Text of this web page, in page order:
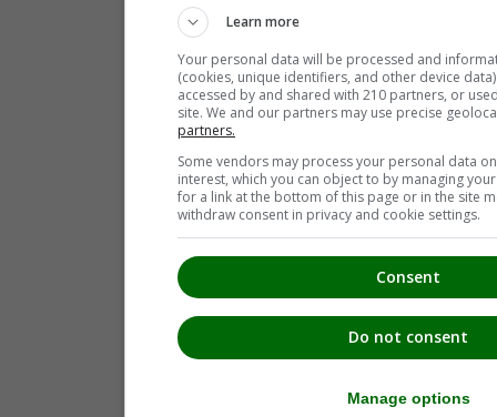
Learn more
Your personal data will be processed and
(cookies, unique identifiers, and other device
accessed by and shared with 210 partners, or
site. We and our partners may use precise
partners.
Some vendors may process your personal data
interest, which you can object to by managing
for a link at the bottom of this page or in the site
withdraw consent in privacy and cookie settings.
Consent
Do not consent
Manage options